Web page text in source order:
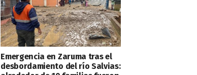
Emergencia en Zaruma tras el
desbordamiento del río Salvias: